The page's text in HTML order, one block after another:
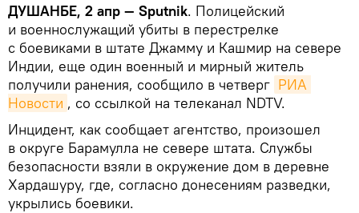
ДУШАНБЕ, 2 апр — Sputnik. Полицейский
и военнослужащий убиты в перестрелке
с боевиками в штате Джамму и Кашмир на севере
Индии, еще один военный и мирный житель
получили ранения, сообщило в четверг РИА
Новости , со ссылкой на телеканал NDTV.
Инцидент, как сообщает агентство, произошел
в округе Барамулла не севере штата. Службы
безопасности взяли в окружение дом в деревне
Хардашуру, где, согласно донесениям разведки,
укрылись боевики.